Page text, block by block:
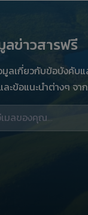
ลข่าวสารฟรี
ลเกี่ยวกับข้อบังคับ
ละข้อแนะนำต่างๆ จา